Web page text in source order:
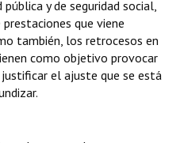
y de seguridad social,
que viene
también, los retrocesos en
como objetivo provocar
el ajuste que se está